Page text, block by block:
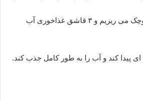
سپس داخل یک کاسه کوچک می ریزیم و ۳ قاشق غذاخوری آب
پیدا کند و آب را به طور کامل جذب کند.